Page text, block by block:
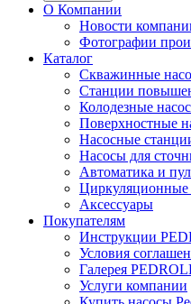
О Компании
Новости
Фотографии
Каталог
Скважинные
Станции
Колодезные
Поверхностные
Насосные
Насосы для
Автоматика и
Циркуляционные
Аксессуары
Покупателям
Инструкции
Условия
Галерея
Услуги компании